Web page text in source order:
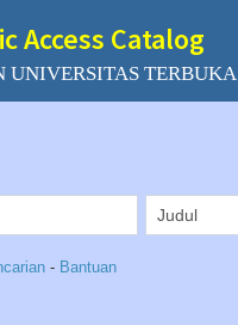
Access Catalog
UNIVERSITAS TERBUKA
- Bantuan